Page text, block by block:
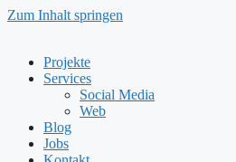
Zum Inhalt springen
Projekte
Services
Social Media
Web
Blog
Jobs